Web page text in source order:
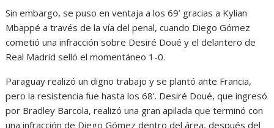
Sin embargo, se puso en ventaja a los 69’ gracias a Kylian
Mbappé a través de la vía del penal, cuando Diego Gómez
cometió una infracción sobre Desiré Doué y el delantero de
Real Madrid selló el momentáneo 1-0.
Paraguay realizó un digno trabajo y se plantó ante Francia,
pero la resistencia fue hasta los 68’. Desiré Doué, que ingresó
por Bradley Barcola, realizó una gran apilada que terminó con
una infracción de Diego Gómez dentro del área, después del